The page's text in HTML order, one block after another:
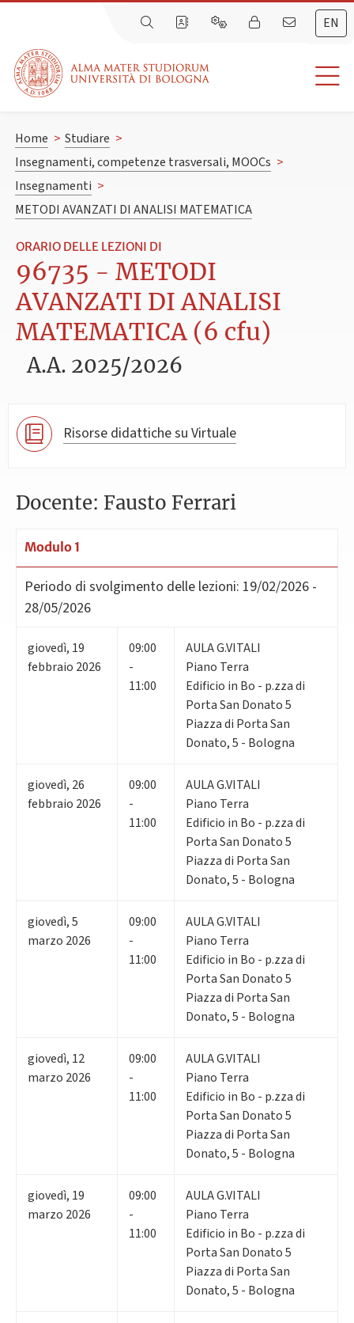
EN
Home > Studiare >
Insegnamenti, competenze trasversali, MOOCs >
Insegnamenti >
METODI AVANZATI DI ANALISI MATEMATICA
ORARIO DELLE LEZIONI DI
96735 - METODI
AVANZATI DI ANALISI
MATEMATICA (6 cfu)
A.A. 2025/2026
Risorse didattiche su Virtuale
Docente: Fausto Ferrari
Modulo 1
Periodo di svolgimento delle lezioni: 19/02/2026 -
28/05/2026
giovedì, 19
febbraio 2026
09:00
-
11:00
AULA G.VITALI
Piano Terra
Edificio in Bo - p.zza di
Porta San Donato 5
Piazza di Porta San
Donato, 5 - Bologna
giovedì, 26
febbraio 2026
09:00
-
11:00
AULA G.VITALI
Piano Terra
Edificio in Bo - p.zza di
Porta San Donato 5
Piazza di Porta San
Donato, 5 - Bologna
giovedì,5
marzo 2026
09:00
-
11:00
AULA G.VITALI
Piano Terra
Edificio in Bo - p.zza di
Porta San Donato 5
Piazza di Porta San
Donato, 5 - Bologna
giovedì, 12
marzo 2026
09:00
-
11:00
AULA G.VITALI
Piano Terra
Edificio in Bo - p.zza di
Porta San Donato 5
Piazza di Porta San
Donato, 5 - Bologna
giovedì, 19
marzo 2026
09:00
-
11:00
AULA G.VITALI
Piano Terra
Edificio in Bo - p.zza di
Porta San Donato 5
Piazza di Porta San
Donato, 5 - Bologna